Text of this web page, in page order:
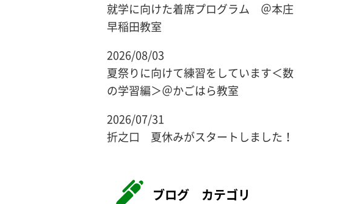
就学に向けた着席プログラム ＠本庄
早稲田教室
2026/08/03
夏祭りに向けて練習をしています＜数
の学習編＞＠かごはら教室
2026/07/31
折之口 夏休みがスタートしました！
ブログ カテゴリ